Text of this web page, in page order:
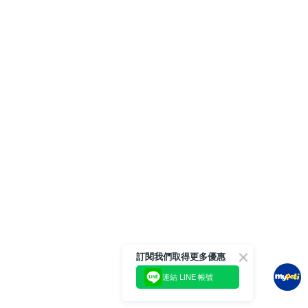
訂閱我們取得更多優惠
連結 LINE 帳號